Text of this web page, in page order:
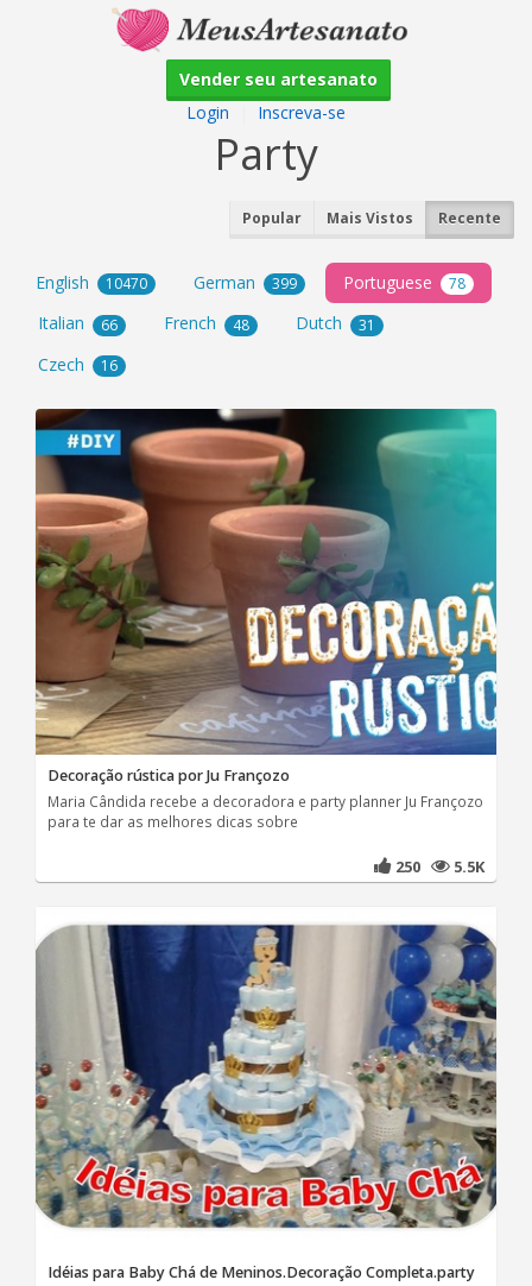
Vender seu artesanato
Login
Inscreva-se
Party
Popular Mais Vistos Recente
English 10470 German 399 Portuguese 78
Italian 66 French 48 Dutch 31
Czech 16
Decoração rústica por Ju Françozo
Maria Cândida recebe a decoradora e party planner Ju Françozo
para te dar as melhores dicas sobre
250 5.5K
Idéias para Baby Chá de Meninos.Decoração Completa.party